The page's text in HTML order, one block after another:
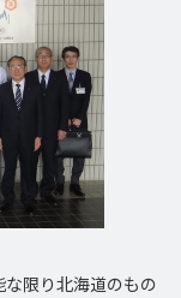
限り北海道のもの